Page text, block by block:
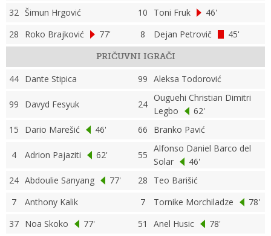
32 Šimun Hrgović 10 Toni Fruk
46'
28
Roko Brajković 77' 8 Dejan Petrovič 45'
PRIČUVNI IGRAČI
44 Dante Stipica 99 Aleksa Todorović
99 Davyd Fesyuk 24
Ouguehi Christian Dimitri
Legbo
62'
15
Dario Marešić 46' 66 Branko Pavić
4 Adrion Pajaziti 62' 55
Alfonso Daniel Barco del
Solar
46'
24 Abdoulie Sanyang 77' 28
Teo Barišić
7
Anthony Kalik 7 Tornike Morchiladze
78'
37 Noa Skoko 77' 51 Anel Husic 78'